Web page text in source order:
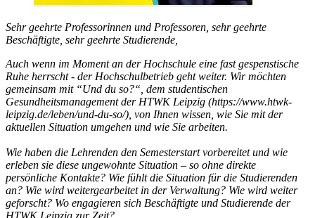
Sehr geehrte Professorinnen und Professoren, sehr geehrte
Beschäftigte, sehr geehrte Studierende,
Auch wenn im Moment an der Hochschule eine fast gespenstische
Ruhe herrscht - der Hochschulbetrieb geht weiter. Wir möchten
gemeinsam mit “Und du so?“, dem studentischen
Gesundheitsmanagement der HTWK Leipzig (https://www.htwk-
leipzig.de/leben/und-du-so/), von Ihnen wissen, wie Sie mit der
aktuellen Situation umgehen und wie Sie arbeiten.
Wie haben die Lehrenden den Semesterstart vorbereitet und wie
erleben sie diese ungewohnte Situation – so ohne direkte
persönliche Kontakte? Wie fühlt die Situation für die Studierenden
an? Wie wird weitergearbeitet in der Verwaltung? Wie wird weiter
geforscht? Wo engagieren sich Beschäftigte und Studierende der